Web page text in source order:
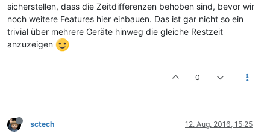
sicherstellen, dass die Zeitdifferenzen behoben sind, bevor wir
noch weitere Features hier einbauen. Das ist gar nicht so ein
trivial über mehrere Geräte hinweg die gleiche Restzeit
anzuzeigen
0
sctech 12. Aug. 2016, 15:25